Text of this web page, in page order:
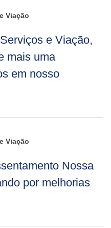
Viação
e Viação,
mais uma
em nosso
Viação
Nossa
por melhorias